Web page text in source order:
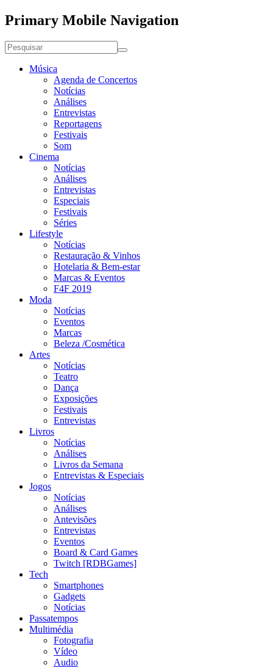
Primary Mobile Navigation
Música
Agenda de Concertos
Notícias
Análises
Entrevistas
Reportagens
Festivais
Som
Cinema
Notícias
Análises
Entrevistas
Especiais
Festivais
Séries
Lifestyle
Notícias
Restauração & Vinhos
Hotelaria & Bem-estar
Marcas & Eventos
F4F 2019
Moda
Notícias
Eventos
Marcas
Beleza /Cosmética
Artes
Notícias
Teatro
Dança
Exposições
Festivais
Entrevistas
Livros
Notícias
Análises
Livros da Semana
Entrevistas & Especiais
Jogos
Notícias
Análises
Antevisões
Entrevistas
Eventos
Board & Card Games
Twitch [RDBGames]
Tech
Smartphones
Gadgets
Notícias
Passatempos
Multimédia
Fotografia
Vídeo
Audio